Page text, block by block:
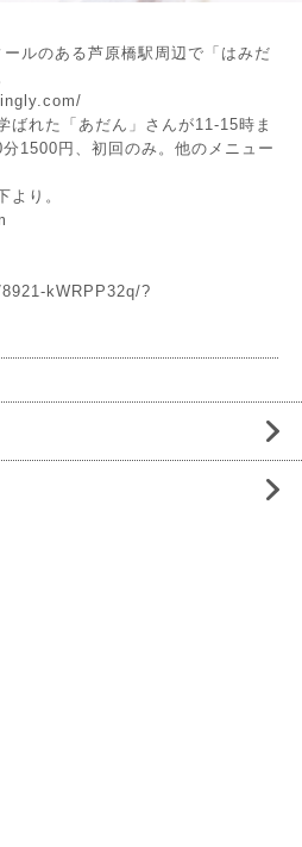
ルのある芦原橋駅周辺で「はみだ
ばれた「あだん」さんが11-15時ま
1500円、初回のみ。他のメニュー
より。
kWRPP32q/?